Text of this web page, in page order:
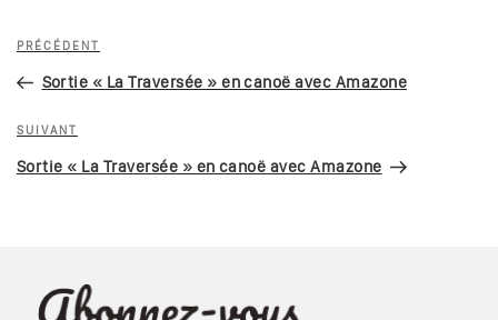
Navigation
l’article
Article
précédent
PRÉCÉDENT
Sortie « La Traversée » en canoë avec Amazone
Article
suivant
SUIVANT
Sortie « La Traversée » en canoë avec Amazone